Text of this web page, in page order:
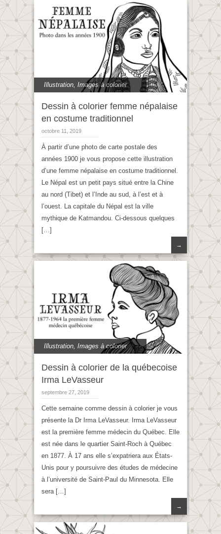
Illustration, Images à colorier
Dessin à colorier femme népalaise
en costume traditionnel
octobre 11, 2019
À partir d’une photo de carte postale des
années 1900 je vous propose cette illustration
d’une femme népalaise en costume traditionnel.
Le Népal est un petit pays situé entre la Chine
au nord (Tibet) et l’Inde au sud, à l’est et à
l’ouest. La capitale du Népal est la ville
mythique de Katmandou. Ci-dessous quelques
[…]
→
Illustration, Images à colorier
Dessin à colorier de la québecoise
Irma LeVasseur
septembre 27, 2019
Cette semaine comme dessin à colorier je vous
présente la Dr Irma LeVasseur. Irma LeVasseur
est la première femme médecin du Québec. Elle
est née dans le quartier Saint-Roch à Québec
en 1877. À 17 ans elle s’expatriera aux États-
Unis pour y poursuivre des études de médecine
à l’université de Saint-Paul du Minnesota. Elle
sera […]
→